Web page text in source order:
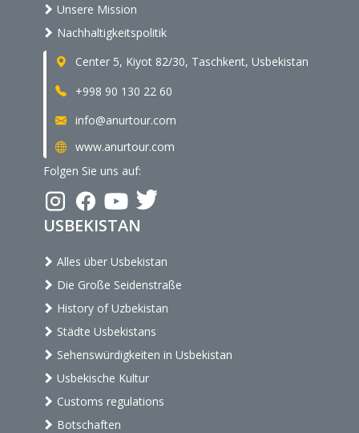
Unsere Mission
Nachhaltigkeitspolitik
Center 5, Kiyot 82/30, Taschkent, Usbekistan
+998 90 130 22 60
info@anurtour.com
www.anurtour.com
Folgen Sie uns auf:
USBEKISTAN
Alles über Usbekistan
Die Große Seidenstraße
History of Uzbekistan
Städte Usbekistans
Sehenswürdigkeiten in Usbekistan
Usbekische Kultur
Customs regulations
Botschaften